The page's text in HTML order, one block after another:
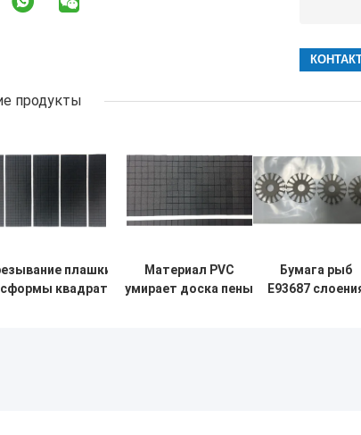
продукты
плашки
квадрата
Материал PVC
умирает доска пены
Бумага рыб
E93687